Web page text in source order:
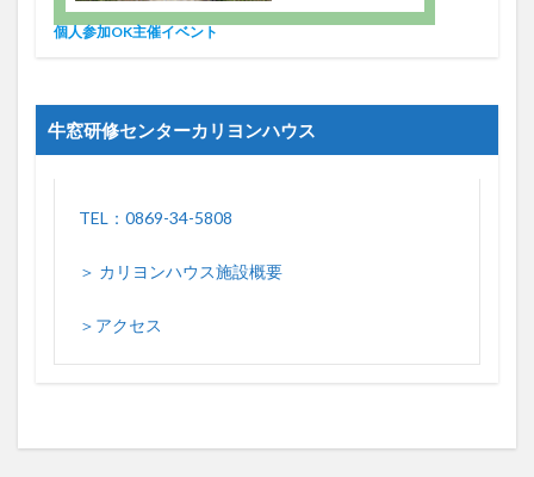
個人参加OK主催イベント
牛窓研修センターカリヨンハウス
TEL：0869-34-5808
＞ カリヨンハウス施設概要
＞アクセス